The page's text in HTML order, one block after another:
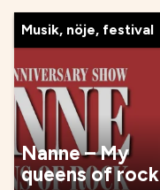
Musik, nöje, festival
Nanne – My
queens of rock